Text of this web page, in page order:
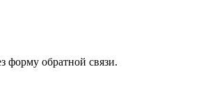
форму обратной связи.